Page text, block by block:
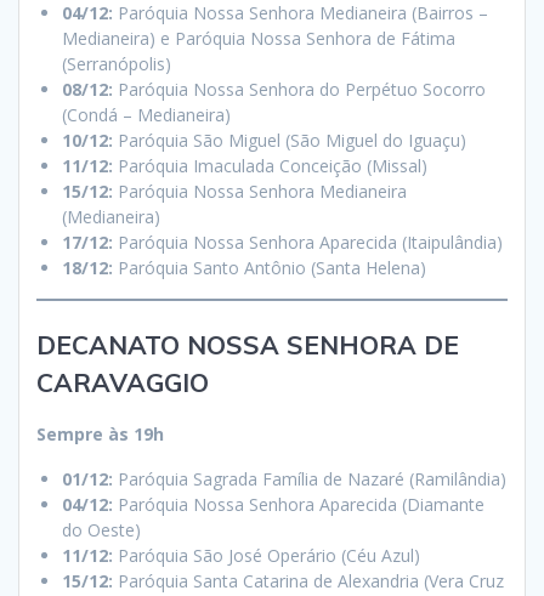
04/12: Paróquia Nossa Senhora Medianeira (Bairros –
Medianeira) e Paróquia Nossa Senhora de Fátima
(Serranópolis)
08/12: Paróquia Nossa Senhora do Perpétuo Socorro
(Condá – Medianeira)
10/12: Paróquia São Miguel (São Miguel do Iguaçu)
11/12: Paróquia Imaculada Conceição (Missal)
15/12: Paróquia Nossa Senhora Medianeira
(Medianeira)
17/12: Paróquia Nossa Senhora Aparecida (Itaipulândia)
18/12: Paróquia Santo Antônio (Santa Helena)
DECANATO NOSSA SENHORA DE
CARAVAGGIO
Sempre às 19h
01/12: Paróquia Sagrada Família de Nazaré (Ramilândia)
04/12: Paróquia Nossa Senhora Aparecida (Diamante
do Oeste)
11/12: Paróquia São José Operário (Céu Azul)
15/12: Paróquia Santa Catarina de Alexandria (Vera Cruz